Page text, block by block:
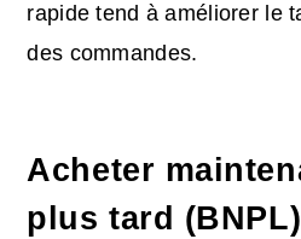
rapide tend à améliorer le
des commandes.
Acheter
plus tard (BNPL)